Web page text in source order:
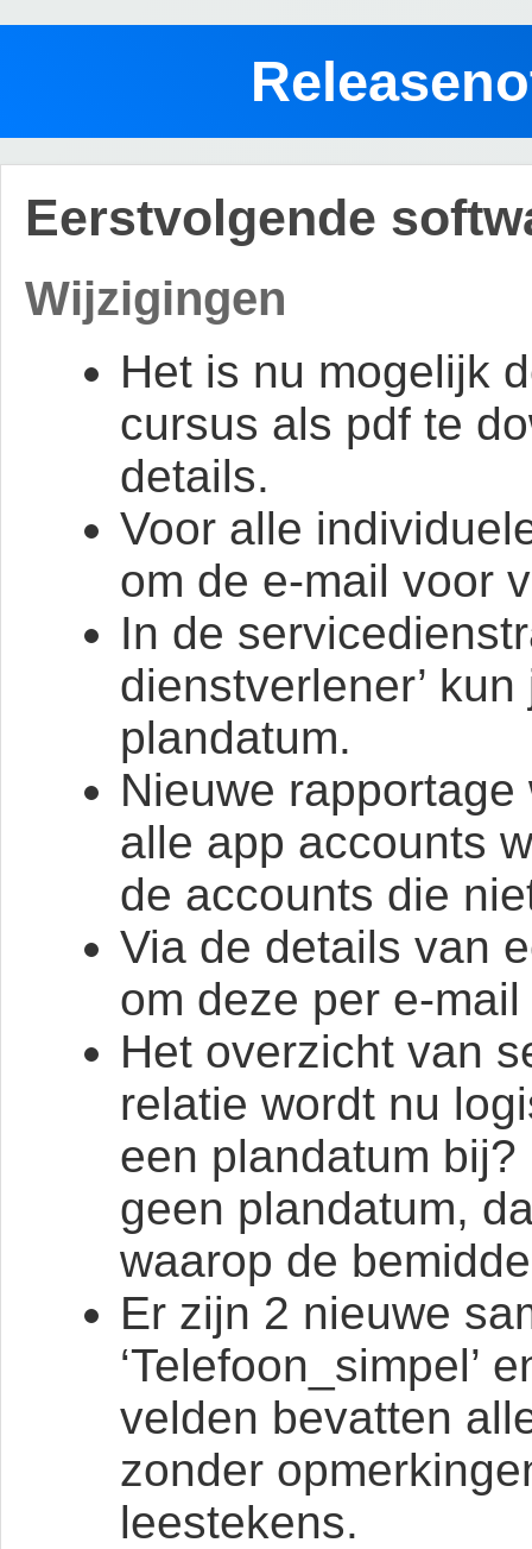
Eerstvolgende
Wijzigingen
Het is nu mogelijk
cursus als pdf te
details.
Voor alle
om de e-mail voor
In de
dienstverlener’
plandatum.
Nieuwe
alle app accounts
de accounts die
Via de details van
om deze per e-
Het overzicht van
relatie wordt nu
een plandatum
geen plandatum,
waarop de
Er zijn 2 nieuwe
‘Telefoon_simpel’
velden bevatten
zonder
leestekens.